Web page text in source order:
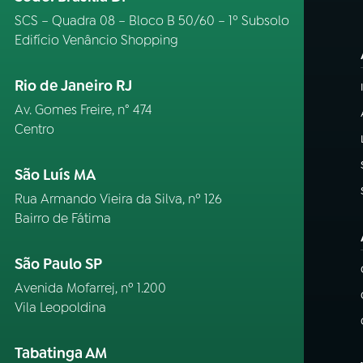
SCS – Quadra 08 – Bloco B 50/60 – 1º Subsolo
Edifício Venâncio Shopping
Rio de Janeiro RJ
Av. Gomes Freire, n° 474
Centro
São Luís MA
Rua Armando Vieira da Silva, nº 126
Bairro de Fátima
São Paulo SP
Avenida Mofarrej, nº 1.200
Vila Leopoldina
Tabatinga AM